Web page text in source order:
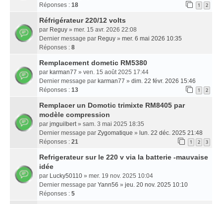
Réponses : 18 1 2
Réfrigérateur 220/12 volts
par Reguy » mer. 15 avr. 2026 22:08
Dernier message par Reguy » mer. 6 mai 2026 10:35
Réponses : 8
Remplacement dometic RM5380
par karman77 » ven. 15 août 2025 17:44
Dernier message par karman77 » dim. 22 févr. 2026 15:46
Réponses : 13 1 2
Remplacer un Domotic trimixte RM8405 par
modèle compression
par jmguilbert» sam. 3 mai 2025 18:35
Dernier message par Zygomatique » lun. 22 déc. 2025 21:48
Réponses : 21 1 2 3
Refrigerateur sur le 220 v via la batterie -mauvaise
idée
par Lucky50110 » mer. 19 nov. 2025 10:04
Dernier message par Yann56 » jeu. 20 nov. 2025 10:10
Réponses : 5